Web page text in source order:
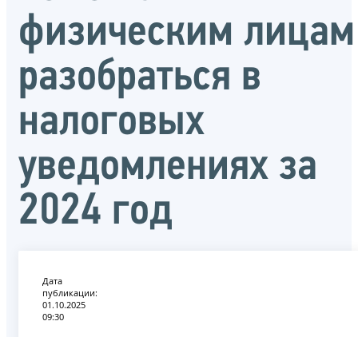
физическим лицам
разобраться в
налоговых
уведомлениях за
2024 год
Дата
публикации:
01.10.2025
09:30